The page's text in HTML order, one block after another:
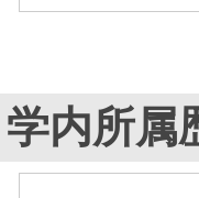
学内所属